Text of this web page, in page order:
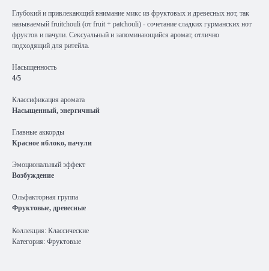
Глубокий и привлекающий внимание микс из фруктовых и древесных нот, так
называемый fruitchouli (от fruit + patchouli) - сочетание сладких гурманских нот
фруктов и пачули. Сексуальный и запоминающийся аромат, отлично
подходящий для ритейла.
Насыщенность
4/5
Классификация аромата
Насыщенный, энергичный
Главные аккорды
Красное яблоко, пачули
Эмоциональный эффект
Возбуждение
Ольфакторная группа
Фруктовые, древесные
Коллекция: Классические
Категория: Фруктовые